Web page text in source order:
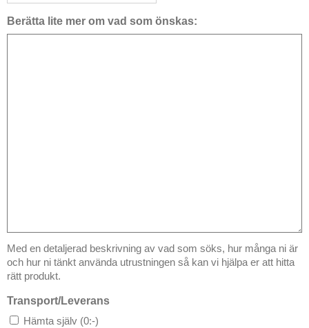
snedstreck
MM
snedstreck
Berätta lite mer om vad som önskas:
Med en detaljerad beskrivning av vad som söks, hur många ni är
och hur ni tänkt använda utrustningen så kan vi hjälpa er att hitta
rätt produkt.
Transport/Leverans
Hämta själv (0:-)